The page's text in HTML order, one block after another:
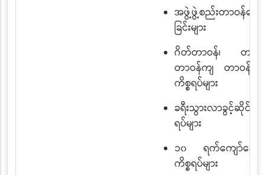
အဖွဲ့ဖွဲ့စည်းတာဝန်ပေ
ခြင်းများ
ဂိတ်တာဝန်၊ တာဝ
တာဝန်ကျ တာဝန်ချ
ကိစ္စရပ်များ
ခရီးသွားလာခွင့်ဆိုင်ရာ
ရပ်များ
၁၀ ရက်ကျော်နေထို
ကိစ္စရပ်များ